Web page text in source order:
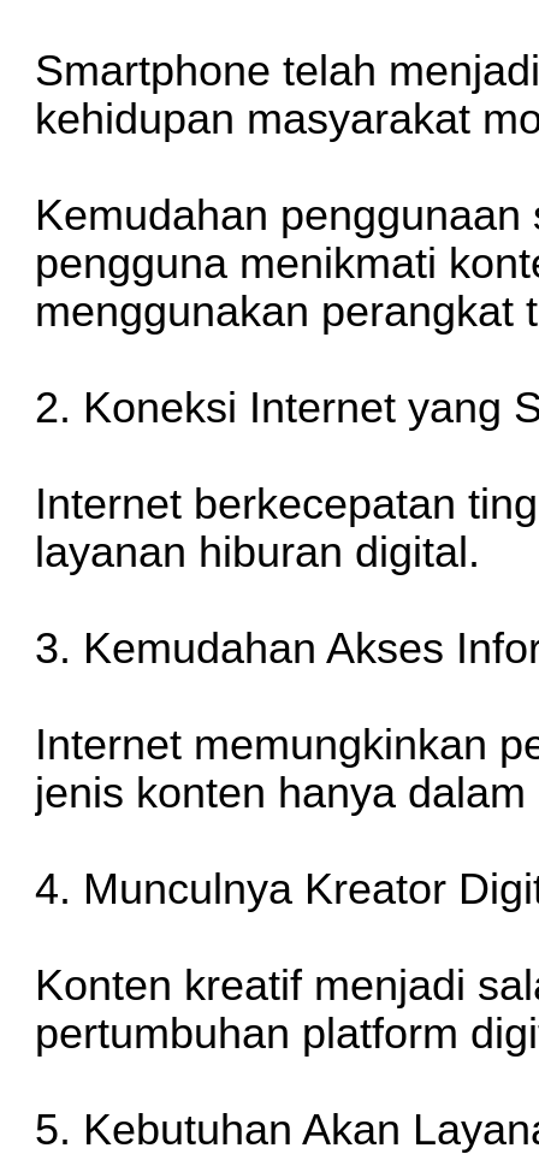
Smartphone telah
kehidupan masyarakat
Kemudahan
pengguna menikmati
menggunakan perangkat
2. Koneksi Internet yang
Internet berkecepatan
layanan hiburan digital.
3. Kemudahan Akses
Internet memungkinkan
jenis konten hanya
4. Munculnya Kreator
Konten kreatif menjadi
pertumbuhan platform
5. Kebutuhan Akan